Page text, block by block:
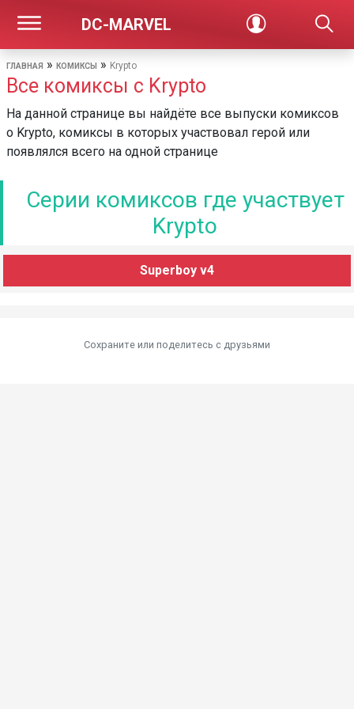
DC-MARVEL
ГЛАВНАЯ » КОМИКСЫ » Krypto
Все комиксы с Krypto
На данной странице вы найдёте все выпуски комиксов
о Krypto, комиксы в которых участвовал герой или
появлялся всего на одной странице
Серии комиксов где участвует
Krypto
Superboy v4
Сохраните или поделитесь c друзьями